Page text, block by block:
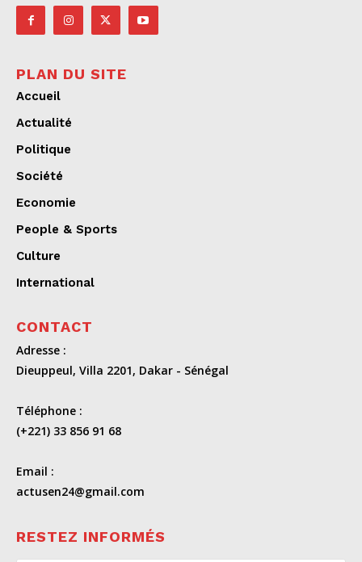
PLAN DU SITE
Accueil
Actualité
Politique
Société
Economie
People & Sports
Culture
International
CONTACT
Adresse :
Dieuppeul, Villa 2201, Dakar - Sénégal
Téléphone :
(+221) 33 856 91 68
Email :
actusen24@gmail.com
RESTEZ INFORMÉS